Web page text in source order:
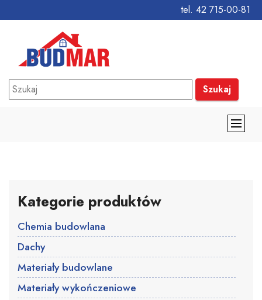
tel. 42 715-00-81
Szukaj
Kategorie produktów
Chemia budowlana
Dachy
Materiały budowlane
Materiały wykończeniowe